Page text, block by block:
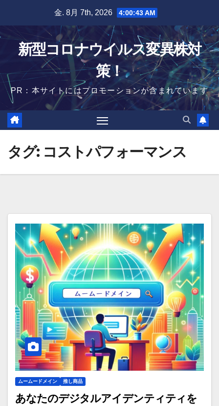
content
金. 8月 7th, 2026 4:00:44 AM
新型コロナウイルス変異株対
策！
PR：本サイトにはプロモーションが含まれています
タグ: コストパフォーマンス
ムームードメイン 推し商品
あなたのデジタルアイデンティティを